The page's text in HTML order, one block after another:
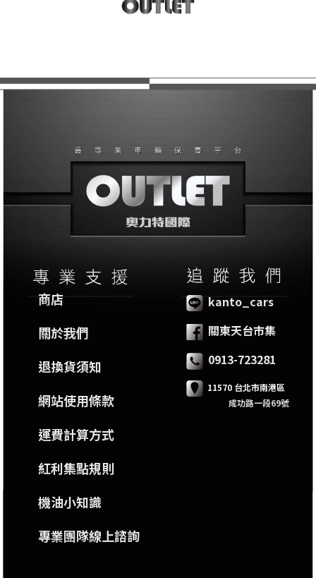
商店
關於我們
退換貨須知
網站使用條款
運費計算方式
紅利集點規則
機油小知識
專業團隊線上諮詢
kanto_cars
關東天台市集
0913-723281
11570 台北市南港區
成功路一段69號